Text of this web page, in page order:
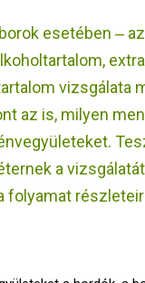
esetében ‒
vizsgálata
az is, milyen
a
folyamat